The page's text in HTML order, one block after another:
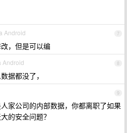
7
Android
，但是可以编
8
Android
据都没了，
9
家公司的内部数据，你都离职了如果
的安全问题？